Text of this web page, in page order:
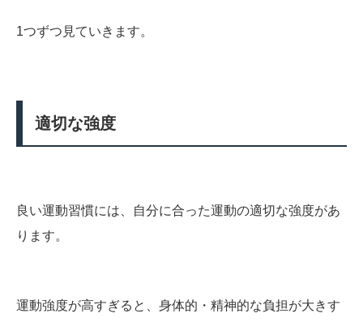
1つずつ見ていきます。
適切な強度
良い運動習慣には、自分に合った運動の適切な強度があ
ります。
運動強度が高すぎると、身体的・精神的な負担が大きす